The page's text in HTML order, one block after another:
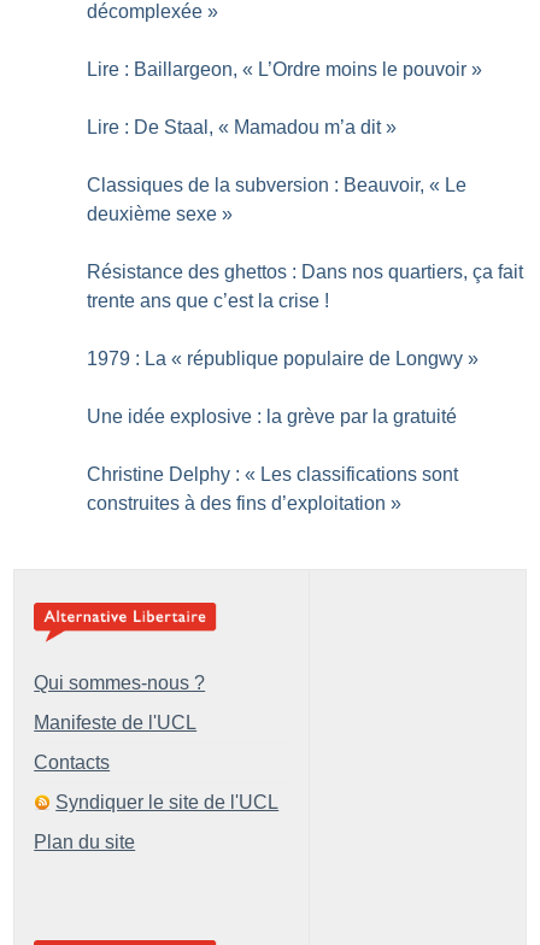
décomplexée »
Lire : Baillargeon, « L’Ordre moins le pouvoir »
Lire : De Staal, « Mamadou m’a dit »
Classiques de la subversion : Beauvoir, « Le
deuxième sexe »
Résistance des ghettos : Dans nos quartiers, ça fait
trente ans que c’est la crise !
1979 : La « république populaire de Longwy »
Une idée explosive : la grève par la gratuité
Christine Delphy : « Les classifications sont
construites à des fins d’exploitation »
Qui sommes-nous ?
Manifeste de l'UCL
Contacts
Syndiquer le site de l'UCL
Plan du site